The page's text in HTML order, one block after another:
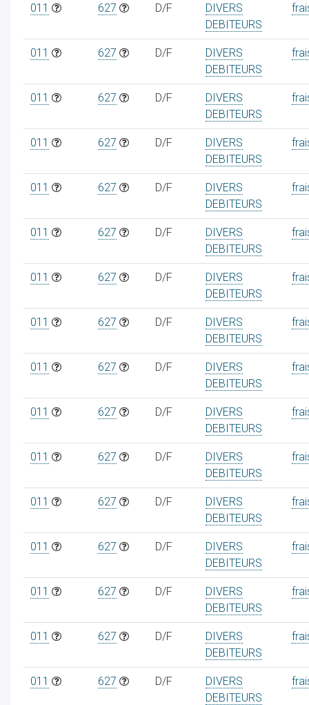
011 627 D/F
DIVERS
DEBITEURS
011 627 D/F
DIVERS
DEBITEURS
011 627 D/F
DIVERS
DEBITEURS
011 627 D/F
DIVERS
DEBITEURS
011 627 D/F
DIVERS
DEBITEURS
011 627 D/F
DIVERS
DEBITEURS
011 627 D/F
DIVERS
DEBITEURS
011 627 D/F
DIVERS
DEBITEURS
011 627 D/F
DIVERS
DEBITEURS
011 627 D/F
DIVERS
DEBITEURS
011 627 D/F
DIVERS
DEBITEURS
011 627 D/F
DIVERS
DEBITEURS
011 627 D/F
DIVERS
DEBITEURS
011 627 D/F
DIVERS
DEBITEURS
011 627 D/F
DIVERS
DEBITEURS
011 627 D/F
DIVERS
DEBITEURS